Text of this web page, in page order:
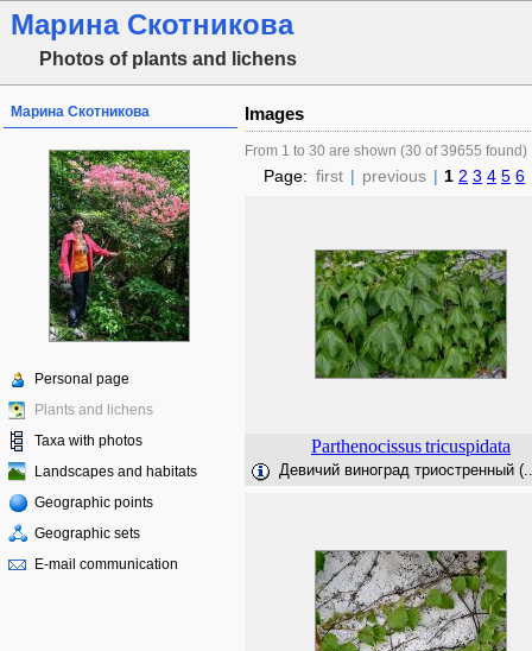
Марина Скотникова
Photos of plants and lichens
Марина Скотникова
Personal page
Plants and lichens
Taxa with photos
Landscapes and habitats
Geographic points
Geographic sets
E-mail communication
Images
From 1 to 30 are shown (30 of 39655 found)
Page: first | previous | 1 2 3 4 5 6
Parthenocissustricuspidata
Девичий виноград триостренный